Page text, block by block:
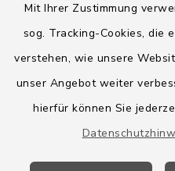
Mit Ihrer Zustimmung
sog. Tracking-Cookies, die
verstehen, wie unsere
unser Angebot weiter
hierfür können Sie
Quicklinks
Amt Boostedt-Rickling
Amtsbroschüre